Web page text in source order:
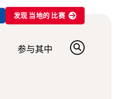
发现 当地的 比赛
参与其中